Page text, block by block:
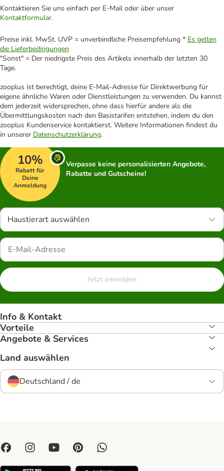
Kontaktieren Sie uns einfach per E‑Mail oder über unser
Kontaktformular.
Preise inkl. MwSt. UVP = unverbindliche Preisempfehlung * Es gelten
die Lieferbedingungen
"Sonst" = Der niedrigste Preis des Artikels innerhalb der letzten 30
Tage.
zooplus ist berechtigt, deine E-Mail-Adresse für Direktwerbung für
eigene ähnliche Waren oder Dienstleistungen zu verwenden. Du kannst
dem jederzeit widersprechen, ohne dass hierfür andere als die
Übermittlungskosten nach den Basistarifen entstehen, indem du den
zooplus Kundenservice kontaktierst. Weitere Informationen findest du
in unserer Datenschutzerklärung.
10%
Rabatt für
Deine
Anmeldung
Verpasse keine personalisierten Angebote,
Rabatte und Gutscheine!
Haustierart auswählen
Jetzt anmelden
Info & Kontakt
Vorteile
Angebote & Services
Land auswählen
Deutschland / de